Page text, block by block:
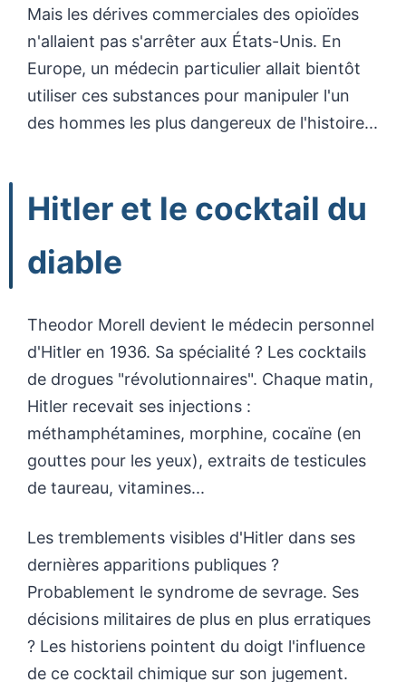
Mais les dérives commerciales des opioïdes
n'allaient pas s'arrêter aux États-Unis. En
Europe, un médecin particulier allait bientôt
utiliser ces substances pour manipuler l'un
des hommes les plus dangereux de l'histoire...
Hitler et le cocktail du
diable
Theodor Morell devient le médecin personnel
d'Hitler en 1936. Sa spécialité ? Les cocktails
de drogues "révolutionnaires". Chaque matin,
Hitler recevait ses injections :
méthamphétamines, morphine, cocaïne (en
gouttes pour les yeux), extraits de testicules
de taureau, vitamines...
Les tremblements visibles d'Hitler dans ses
dernières apparitions publiques ?
Probablement le syndrome de sevrage. Ses
décisions militaires de plus en plus erratiques
? Les historiens pointent du doigt l'influence
de ce cocktail chimique sur son jugement.